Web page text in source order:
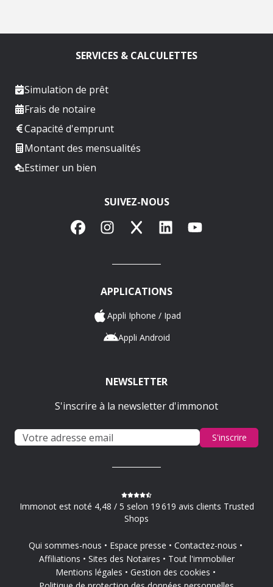
SERVICES & CALCULETTES
Simulation de prêt
Frais de notaire
Capacité d'emprunt
Montant des mensualités
Estimer un bien
SUIVEZ-NOUS
FacebookInstagram
X LinkedInYouTube
APPLICATIONS
Appli Iphone / Ipad
Appli Android
NEWSLETTER
S'inscrire à la newsletter d'immonot
S'inscrire
Immonot est noté 4,48 / 5 selon 19 619 avis clients Trusted
Shops
Qui sommes-nous Espace presse
Contactez-nous
Affiliations
Sites des Notaires
Tout l'immobilier
Mentions légales
Gestion des cookies